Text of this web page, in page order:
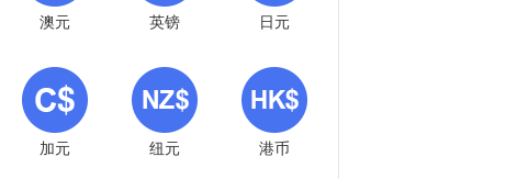
澳元 英镑 日元
加元 纽元 港币